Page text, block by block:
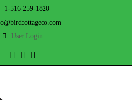
1-516-259-1820
User Login
TwitterFacebook